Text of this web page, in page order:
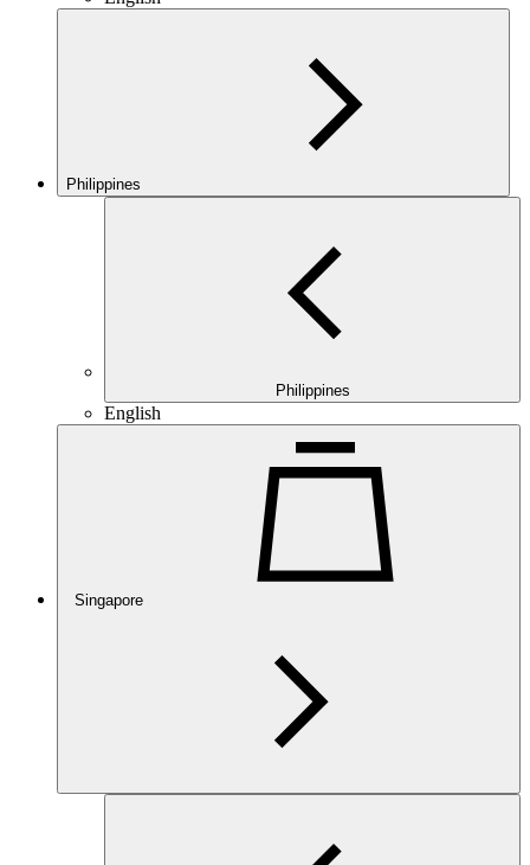
Philippines
Philippines
English
Singapore